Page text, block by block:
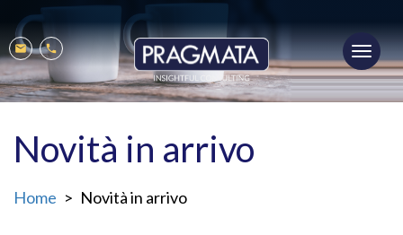
Salta
contenuto
principale
Mobile
menu
MailPhone
Novità in arrivo
Home Novità in arrivo